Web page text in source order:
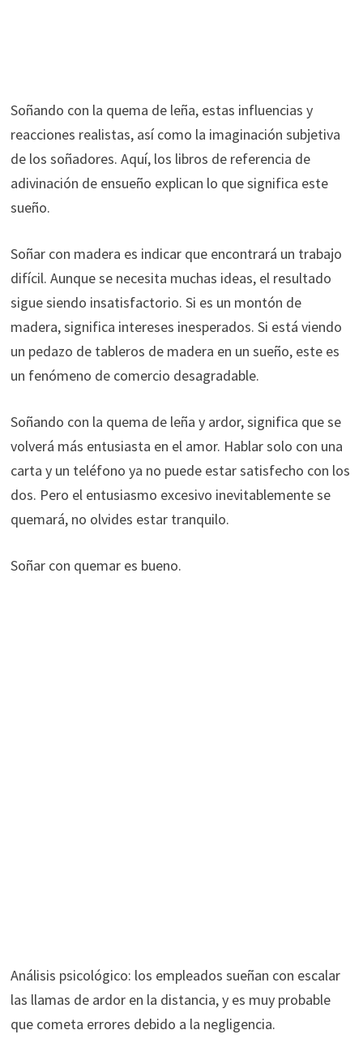
Soñando con la quema de leña, estas influencias y
reacciones realistas, así como la imaginación subjetiva
de los soñadores. Aquí, los libros de referencia de
adivinación de ensueño explican lo que significa este
sueño.
Soñar con madera es indicar que encontrará un trabajo
difícil. Aunque se necesita muchas ideas, el resultado
sigue siendo insatisfactorio. Si es un montón de
madera, significa intereses inesperados. Si está viendo
un pedazo de tableros de madera en un sueño, este es
un fenómeno de comercio desagradable.
Soñando con la quema de leña y ardor, significa que se
volverá más entusiasta en el amor. Hablar solo con una
carta y un teléfono ya no puede estar satisfecho con los
dos. Pero el entusiasmo excesivo inevitablemente se
quemará, no olvides estar tranquilo.
Soñar con quemar es bueno.
Análisis psicológico: los empleados sueñan con escalar
las llamas de ardor en la distancia, y es muy probable
que cometa errores debido a la negligencia.